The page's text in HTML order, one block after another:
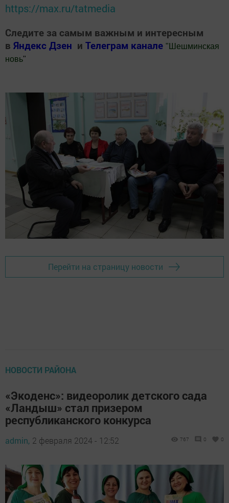
https://max.ru/tatmedia
Следите за самым важным и интересным
в Яндекс Дзен и Телеграм канале " Шешминская
новь"
Перейти на страницу новости
НОВОСТИ РАЙОНА
«Экоденс»: видеоролик детского сада
«Ландыш» стал призером
республиканского конкурса
admin, 2 февраля 2024 - 12:52 767 0 0